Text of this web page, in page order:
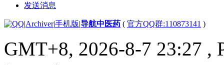
发送消息
|Archiver|手机版|导航中医药 ( 官方QQ群:110873141 )
GMT+8, 2026-8-7 23:27 ,